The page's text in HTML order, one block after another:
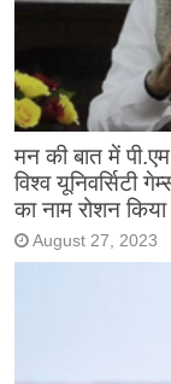
मन की बात में
विश्व
का नाम रोशन
August 27, 2023